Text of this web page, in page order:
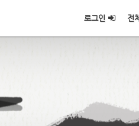
로그인 전체